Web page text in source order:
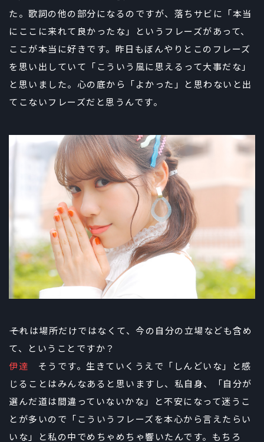
た。歌詞の他の部分になるのですが、落ちサビに「本当
にここに来れて良かったな」というフレーズがあって、
ここが本当に好きです。昨日もぼんやりとこのフレーズ
を思い出していて「こういう風に思えるって大事だな」
と思いました。心の底から「よかった」と思わないと出
てこないフレーズだと思うんです。
――それは場所だけではなくて、今の自分の立場なども含め
て、ということですか？
伊達 そうです。生きていくうえで「しんどいな」と感
じることはみんなあると思いますし、私自身、「自分が
選んだ道は間違っていないかな」と不安になって迷うこ
とが多いので「こういうフレーズを本心から言えたらい
いな」と私の中でめちゃめちゃ響いたんです。もちろ